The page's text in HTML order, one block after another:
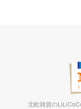
北欧雑貨の